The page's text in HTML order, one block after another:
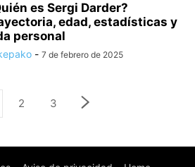
es Sergi Darder?
edad, estadísticas y
personal
- 7 de febrero de 2025
2 3